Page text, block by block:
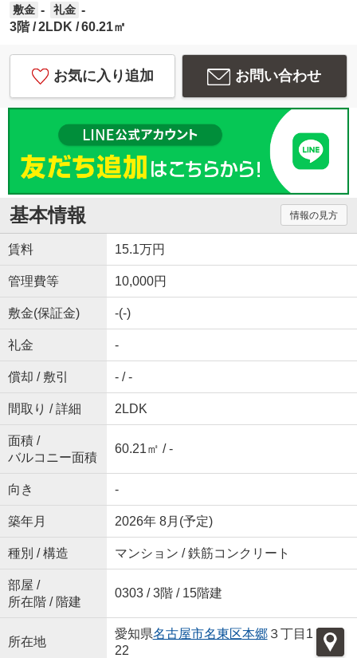
敷金 - 礼金 -
3階 2LDK 60.21㎡
お気に入り追加 お問い合わせ
基本情報 情報の見方
賃料 15.1万円
管理費等 10,000円
敷金(保証金) -(-)
礼金 -
償却 / 敷引 - / -
間取り / 詳細 2LDK
面積 /
バルコニー面積
60.21㎡ / -
向き -
築年月 2026年 8月(予定)
種別 / 構造 マンション / 鉄筋コンクリート
部屋 /
所在階 / 階建
0303 / 3階 / 15階建
所在地
愛知県名古屋市名東区本郷３丁目1
22